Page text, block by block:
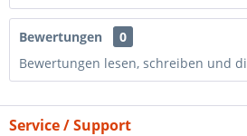
Bewertungen
0
Bewertungen lesen, schreiben und
Service / Support